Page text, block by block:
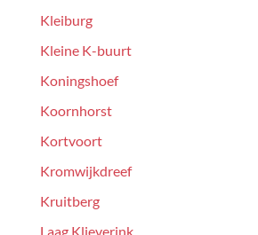
Kleiburg
Kleine K-buurt
Koningshoef
Koornhorst
Kortvoort
Kromwijkdreef
Kruitberg
Laag Klieverink